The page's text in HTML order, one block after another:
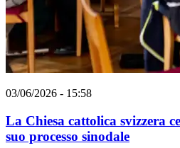
03/06/2026 - 15:58
La Chiesa cattolica svizzera
suo processo sinodale